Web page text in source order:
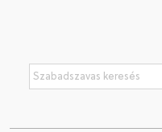
SZOCIOLÓGIAI SZEMLE